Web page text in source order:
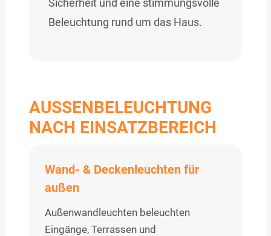
Sicherheit und eine stimmungsvolle
Beleuchtung rund um das Haus.
AUSSENBELEUCHTUNG N
ACH EINSATZBEREICH
Wand- & Deckenleuchten für
außen
Außenwandleuchten beleuchten
Eingänge, Terrassen und